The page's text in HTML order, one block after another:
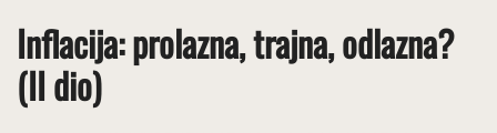
Inflacija: prolazna, trajna, odlazna?
(II dio)